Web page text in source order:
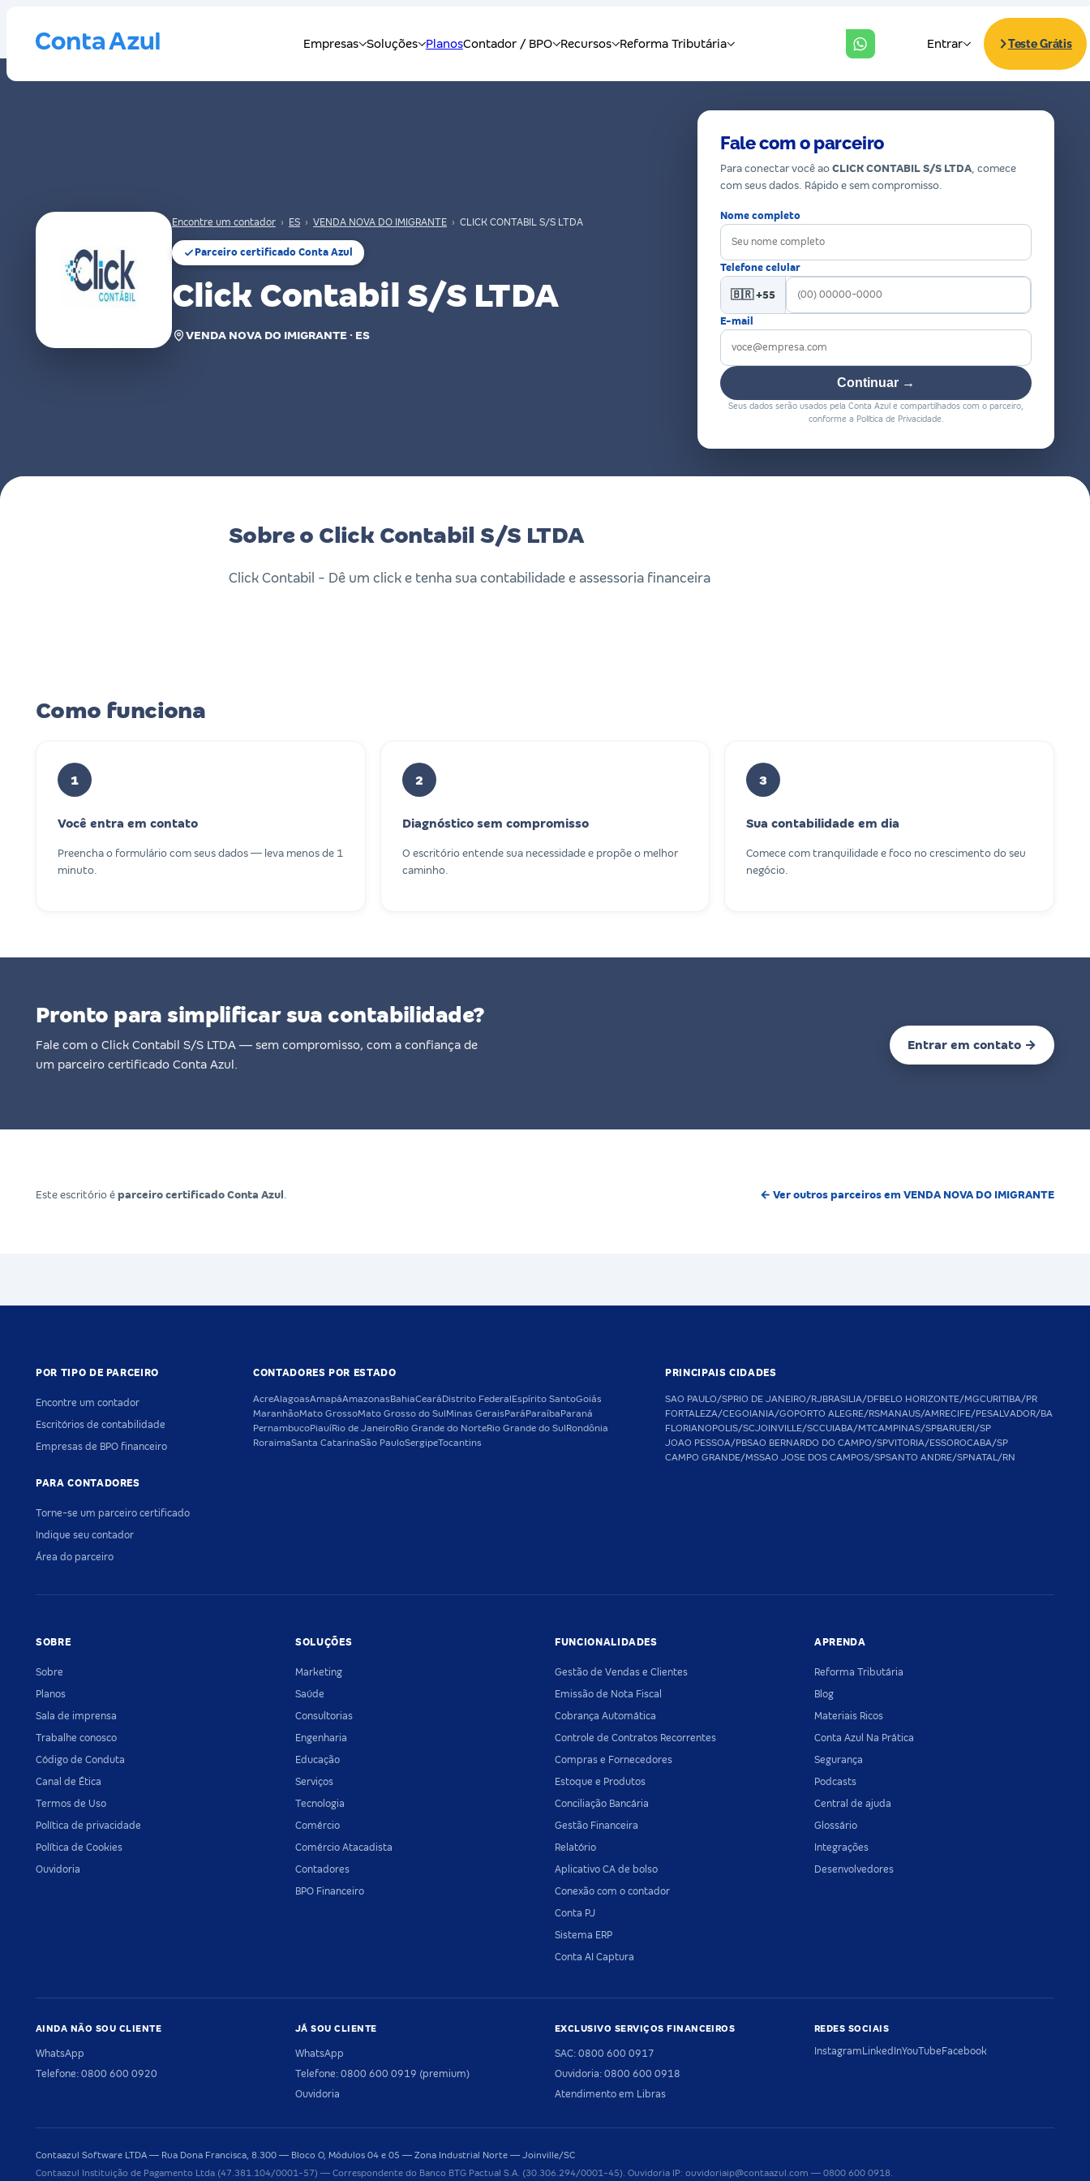
Encontre um contador › ES › VENDA NOVA DO IMIGRANTE › CLICK CONTABIL S/S LTDA
Parceiro certificado Conta Azul
Click Contabil S/S LTDA
VENDA NOVA DO IMIGRANTE · ES
Fale com o parceiro
Para conectar você ao CLICK CONTABIL S/S LTDA, comece
com seus dados. Rápido e sem compromisso.
Nome completo
Telefone celular
🇧🇷 +55
E-mail
Continuar →
Seus dados serão usados pela Conta Azul e compartilhados com o parceiro,
conforme a Política de Privacidade.
Sobre o Click Contabil S/S LTDA
Click Contabil - Dê um click e tenha sua contabilidade e assessoria financeira
Como funciona
1
Você entra em contato
Preencha o formulário com seus dados — leva menos de 1
minuto.
2
Diagnóstico sem compromisso
O escritório entende sua necessidade e propõe o melhor
caminho.
3
Sua contabilidade em dia
Comece com tranquilidade e foco no crescimento do seu
negócio.
Pronto para simplificar sua contabilidade?
Fale com o Click Contabil S/S LTDA — sem compromisso, com a confiança de
um parceiro certificado Conta Azul.
Entrar em contato →
Este escritório é parceiro certificado Conta Azul . ← Ver outros parceiros em VENDA NOVA DO IMIGRANTE
POR TIPO DE PARCEIRO
Encontre um contador
Escritórios de contabilidade
Empresas de BPO financeiro
PARA CONTADORES
Torne-se um parceiro certificado
Indique seu contador
Área do parceiro
CONTADORES POR ESTADO
AcreAlagoasAmapáAmazonasBahiaCearáDistrito FederalEspírito SantoGoiás
MaranhãoMato GrossoMato Grosso do SulMinas GeraisParáParaíbaParaná
PernambucoPiauíRio de JaneiroRio Grande do NorteRio Grande do SulRondônia
RoraimaSanta CatarinaSão PauloSergipeTocantins
PRINCIPAIS CIDADES
SAO PAULO/SPRIO DE JANEIRO/RJBRASILIA/DFBELO HORIZONTE/MGCURITIBA/PR
FORTALEZA/CEGOIANIA/GOPORTO ALEGRE/RSMANAUS/AMRECIFE/PESALVADOR/BA
FLORIANOPOLIS/SCJOINVILLE/SCCUIABA/MTCAMPINAS/SPBARUERI/SP
JOAO PESSOA/PBSAO BERNARDO DO CAMPO/SPVITORIA/ESSOROCABA/SP
CAMPO GRANDE/MSSAO JOSE DOS CAMPOS/SPSANTO ANDRE/SPNATAL/RN
SOBRE
Sobre
Planos
Sala de imprensa
Trabalhe conosco
Código de Conduta
Canal de Ética
Termos de Uso
Política de privacidade
Política de Cookies
Ouvidoria
SOLUÇÕES
Marketing
Saúde
Consultorias
Engenharia
Educação
Serviços
Tecnologia
Comércio
Comércio Atacadista
Contadores
BPO Financeiro
FUNCIONALIDADES
Gestão de Vendas e Clientes
Emissão de Nota Fiscal
Cobrança Automática
Controle de Contratos Recorrentes
Compras e Fornecedores
Estoque e Produtos
Conciliação Bancária
Gestão Financeira
Relatório
Aplicativo CA de bolso
Conexão com o contador
Conta PJ
Sistema ERP
Conta AI Captura
APRENDA
Reforma Tributária
Blog
Materiais Ricos
Conta Azul Na Prática
Segurança
Podcasts
Central de ajuda
Glossário
Integrações
Desenvolvedores
AINDA NÃO SOU CLIENTE
WhatsApp
Telefone: 0800 600 0920
JÁ SOU CLIENTE
WhatsApp
Telefone: 0800 600 0919 (premium)
Ouvidoria
EXCLUSIVO SERVIÇOS FINANCEIROS
SAC: 0800 600 0917
Ouvidoria: 0800 600 0918
Atendimento em Libras
REDES SOCIAIS
InstagramLinkedInYouTubeFacebook
Contaazul Software LTDA — Rua Dona Francisca, 8.300 — Bloco O, Módulos 04 e 05 — Zona Industrial Norte — Joinville/SC
Contaazul Instituição de Pagamento Ltda (47.381.104/0001-57) — Correspondente do Banco BTG Pactual S.A. (30.306.294/0001-45). Ouvidoria IP: ouvidoriaip@contaazul.com — 0800 600 0918.